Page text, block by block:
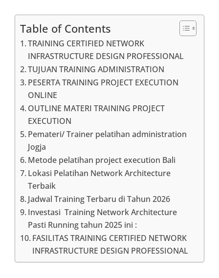
Table of Contents
TRAINING CERTIFIED NETWORK
INFRASTRUCTURE DESIGN PROFESSIONAL
TUJUAN TRAINING ADMINISTRATION
PESERTA TRAINING PROJECT EXECUTION
ONLINE
OUTLINE MATERI TRAINING PROJECT
EXECUTION
Pemateri/ Trainer pelatihan administration
Jogja
Metode pelatihan project execution Bali
Lokasi Pelatihan Network Architecture
Terbaik
Jadwal Training Terbaru di Tahun 2026
Investasi Training Network Architecture
Pasti Running tahun 2025 ini :
FASILITAS TRAINING CERTIFIED NETWORK
INFRASTRUCTURE DESIGN PROFESSIONAL